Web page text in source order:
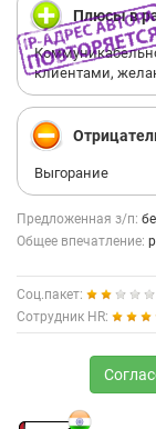
Плюсы в
клиентами,
Выгорание
Предложенная з/п:
Общее впечатление:
Соц.пакет:
Сотрудник HR: